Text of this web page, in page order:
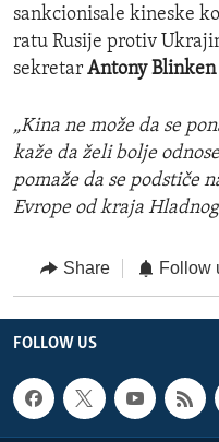
sankcionisale kineske
ratu Rusije protiv
sekretar Antony Blinken
„Kina ne može da se
kaže da želi bolje
pomaže da se podstiče
Evrope od kraja
Share Follow
FOLLOW US